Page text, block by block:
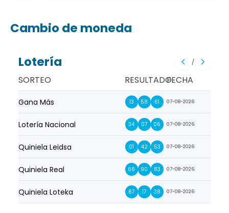
Cambio de moneda
Lotería /
SORTEO RESULTADOFECHA
Gana Más 13 58 61 07-08-2026
Lotería Nacional 34 07 06 07-08-2026
Quiniela Leidsa 01 42 53 07-08-2026
Quiniela Real 66 90 83 07-08-2026
Quiniela Loteka 67 17 38 07-08-2026